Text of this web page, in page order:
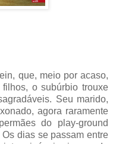
que, meio por acaso,
o subúrbio trouxe
Seu marido,
agora raramente
do play-ground
dias se passam entre